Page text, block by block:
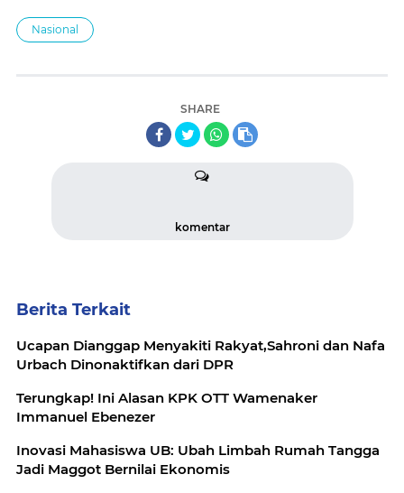
Nasional
SHARE
komentar
Berita Terkait
Ucapan Dianggap Menyakiti Rakyat,Sahroni dan Nafa
Urbach Dinonaktifkan dari DPR
Terungkap! Ini Alasan KPK OTT Wamenaker
Immanuel Ebenezer
Inovasi Mahasiswa UB: Ubah Limbah Rumah Tangga
Jadi Maggot Bernilai Ekonomis